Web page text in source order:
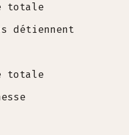
totale
détiennent
totale